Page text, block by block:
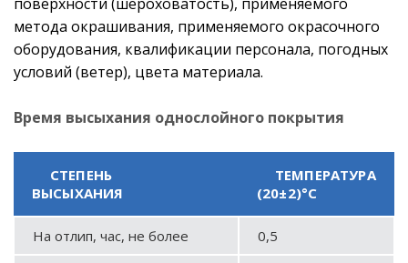
метода окрашивания, применяемого окрасочного
оборудования, квалификации персонала, погодных
условий (ветер), цвета материала.
Время высыхания однослойного покрытия
СТЕПЕНЬ
ВЫСЫХАНИЯ
ТЕМПЕРАТУРА
(20±2)°С
На отлип, час, не более 0,5